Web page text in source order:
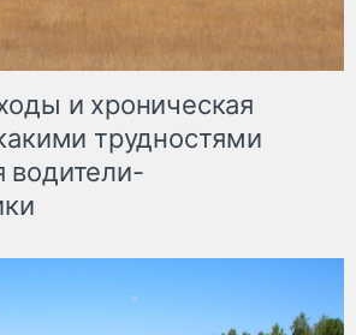
и хроническая
трудностями
водители-